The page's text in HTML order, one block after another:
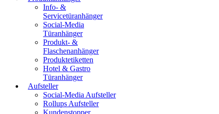
Info- &
Servicetüranhänger
Social-Media
Türanhänger
Produkt- &
Flaschenanhänger
Produktetiketten
Hotel & Gastro
Türanhänger
Aufsteller
Social-Media Aufsteller
Rollups Aufsteller
Kundenstopper